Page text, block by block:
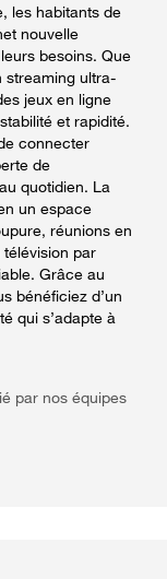
les habitants de
nouvelle
besoins. Que
streaming ultra-
jeux en ligne
et rapidité.
connecter
de
quotidien. La
un espace
réunions en
par
Grâce au
bénéficiez d’un
qui s’adapte à
par nos équipes